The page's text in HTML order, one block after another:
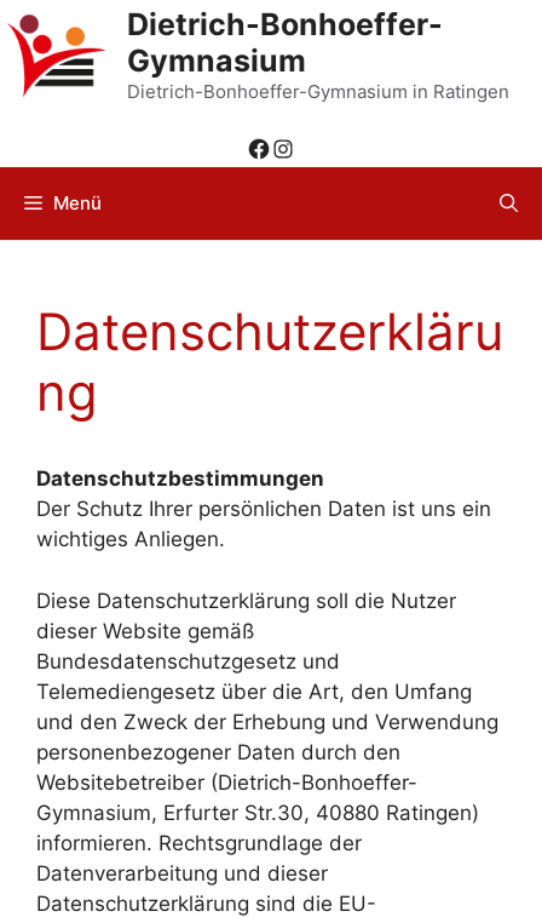
Zum
Inhalt
springen
Dietrich-Bonhoeffer-
Gymnasium
Dietrich-Bonhoeffer-Gymnasium in Ratingen
Facebook
Instagram
Menü
Datenschutzerkläru
ng
Datenschutzbestimmungen
Der Schutz Ihrer persönlichen Daten ist uns ein
wichtiges Anliegen.
Diese Datenschutzerklärung soll die Nutzer
dieser Website gemäß
Bundesdatenschutzgesetz und
Telemediengesetz über die Art, den Umfang
und den Zweck der Erhebung und Verwendung
personenbezogener Daten durch den
Websitebetreiber (Dietrich-Bonhoeffer-
Gymnasium, Erfurter Str.30, 40880 Ratingen)
informieren. Rechtsgrundlage der
Datenverarbeitung und dieser
Datenschutzerklärung sind die EU-